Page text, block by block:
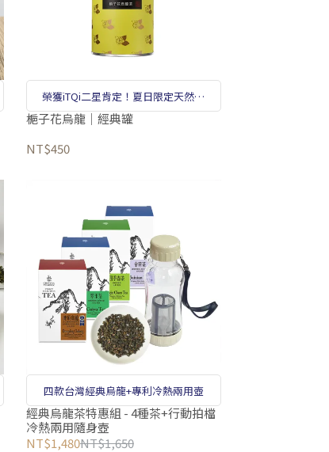
榮獲iTQi二星肯定！夏日限定天然花
茶。
梔子花烏龍｜經典罐
NT$450
四款台灣經典烏龍+專利冷熱兩用壺
經典烏龍茶特惠組 - 4種茶+行動拍檔
冷熱兩用隨身壺
NT$1,480NT$1,650